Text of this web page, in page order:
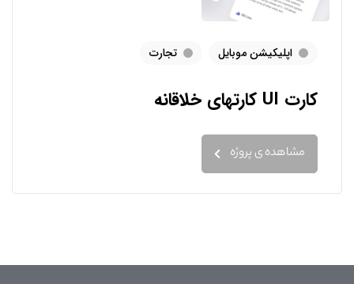
اپلیکیشن موبایل تجارت
کارت UI کارتهای خلاقانه
مشاهده ی پروژه